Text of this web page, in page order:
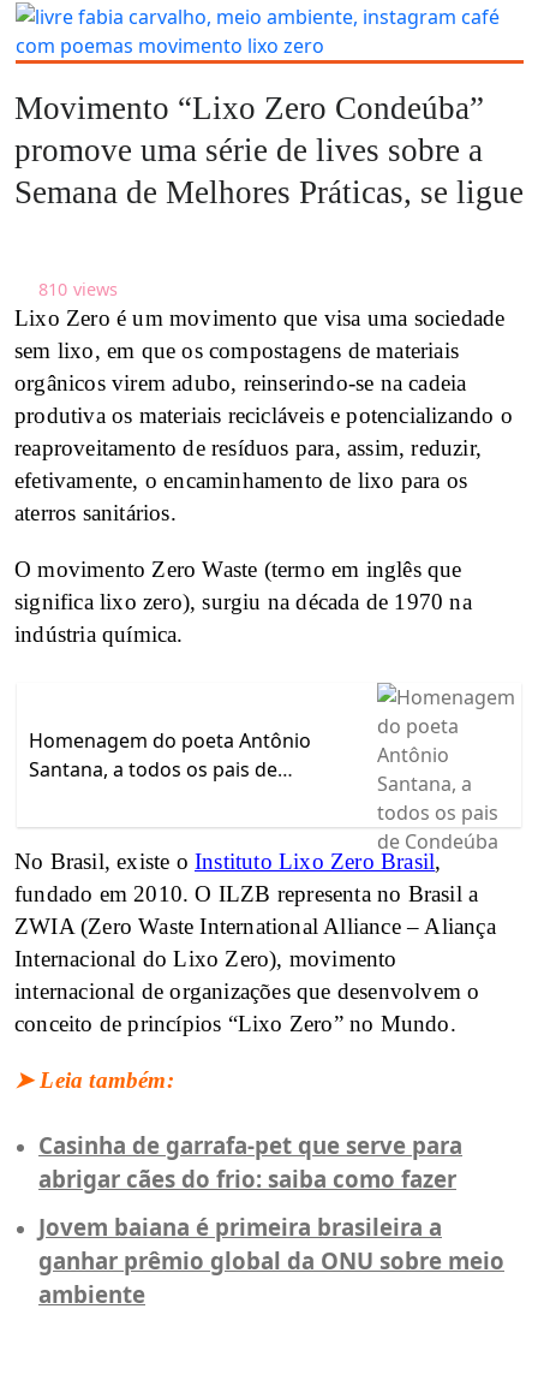
Movimento “Lixo Zero Condeúba”
promove uma série de lives sobre a
Semana de Melhores Práticas, se ligue
810 views
Lixo Zero é um movimento que visa uma sociedade
sem lixo, em que os compostagens de materiais
orgânicos virem adubo, reinserindo-se na cadeia
produtiva os materiais recicláveis e potencializando o
reaproveitamento de resíduos para, assim, reduzir,
efetivamente, o encaminhamento de lixo para os
aterros sanitários.
O movimento Zero Waste (termo em inglês que
significa lixo zero), surgiu na década de 1970 na
indústria química.
Homenagem do poeta Antônio
Santana, a todos os pais de
No Brasil, existe o Instituto Lixo Zero Brasil,
fundado em 2010. O ILZB representa no Brasil a
ZWIA (Zero Waste International Alliance – Aliança
Internacional do Lixo Zero), movimento
internacional de organizações que desenvolvem o
conceito de princípios “Lixo Zero” no Mundo.
➤ Leia também:
Casinha de garrafa-pet que serve para
abrigar cães do frio: saiba como fazer
Jovem baiana é primeira brasileira a
ganhar prêmio global da ONU sobre meio
ambiente